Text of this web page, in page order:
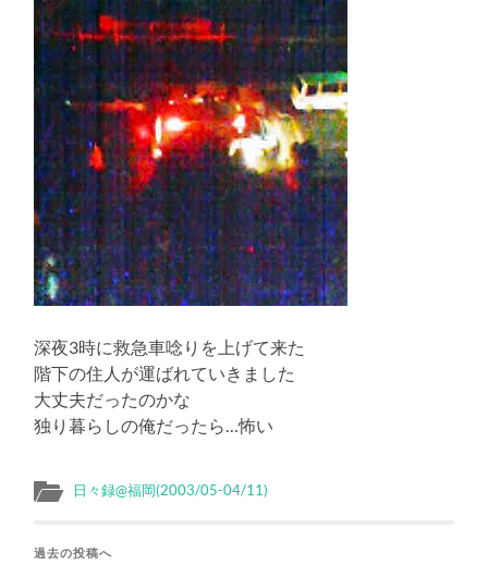
る
深夜3時に救急車唸りを上げて来た
階下の住人が運ばれていきました
大丈夫だったのかな
独り暮らしの俺だったら…怖い
日々録@福岡(2003/05-04/11)
過去の投稿へ